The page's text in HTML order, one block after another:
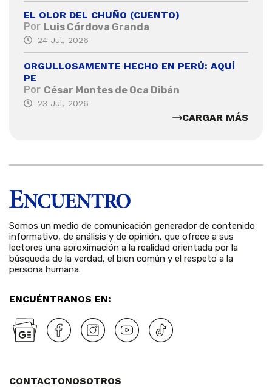
EL OLOR DEL CHUÑO (CUENTO)
Por Luis Córdova Granda
24 Jul, 2026
ORGULLOSAMENTE HECHO EN PERÚ: AQUÍ
PE
Por César Montes de Oca Dibán
23 Jul, 2026
CARGAR MÁS
Somos un medio de comunicación generador de contenido
informativo, de análisis y de opinión, que ofrece a sus
lectores una aproximación a la realidad orientada por la
búsqueda de la verdad, el bien común y el respeto a la
persona humana.
ENCUÉNTRANOS EN:
CONTACTONOSOTROS